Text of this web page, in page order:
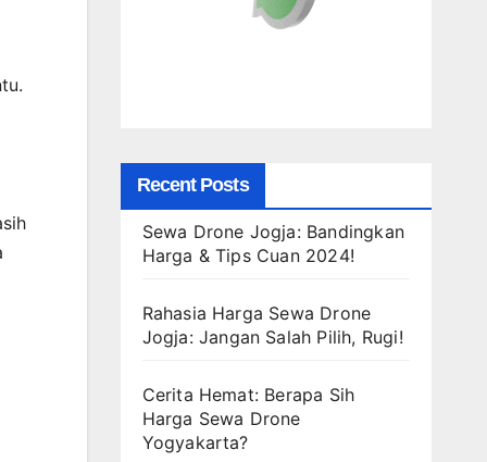
Recent Posts
Sewa Drone Jogja: Bandingkan
Harga & Tips Cuan 2024!
Rahasia Harga Sewa Drone
Jogja: Jangan Salah Pilih, Rugi!
Cerita Hemat: Berapa Sih
Harga Sewa Drone
Yogyakarta?